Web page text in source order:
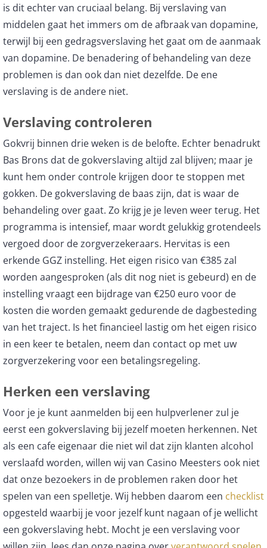
is dit echter van cruciaal belang. Bij verslaving van
middelen gaat het immers om de afbraak van dopamine,
terwijl bij een gedragsverslaving het gaat om de aanmaak
van dopamine. De benadering of behandeling van deze
problemen is dan ook dan niet dezelfde. De ene
verslaving is de andere niet.
Verslaving controleren
Gokvrij binnen drie weken is de belofte. Echter benadrukt
Bas Brons dat de gokverslaving altijd zal blijven; maar je
kunt hem onder controle krijgen door te stoppen met
gokken. De gokverslaving de baas zijn, dat is waar de
behandeling over gaat. Zo krijg je je leven weer terug. Het
programma is intensief, maar wordt gelukkig grotendeels
vergoed door de zorgverzekeraars. Hervitas is een
erkende GGZ instelling. Het eigen risico van €385 zal
worden aangesproken (als dit nog niet is gebeurd) en de
instelling vraagt een bijdrage van €250 euro voor de
kosten die worden gemaakt gedurende de dagbesteding
van het traject. Is het financieel lastig om het eigen risico
in een keer te betalen, neem dan contact op met uw
zorgverzekering voor een betalingsregeling.
Herken een verslaving
Voor je je kunt aanmelden bij een hulpverlener zul je
eerst een gokverslaving bij jezelf moeten herkennen. Net
als een cafe eigenaar die niet wil dat zijn klanten alcohol
verslaafd worden, willen wij van Casino Meesters ook niet
dat onze bezoekers in de problemen raken door het
spelen van een spelletje. Wij hebben daarom een checklist
opgesteld waarbij je voor jezelf kunt nagaan of je wellicht
een gokverslaving hebt. Mocht je een verslaving voor